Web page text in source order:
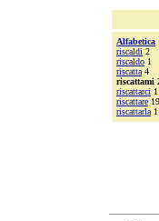
Alfabetica
riscaldi 2
riscaldo 1
riscatta 4
riscattami
riscattarci 1
riscattare 19
riscattarla 1